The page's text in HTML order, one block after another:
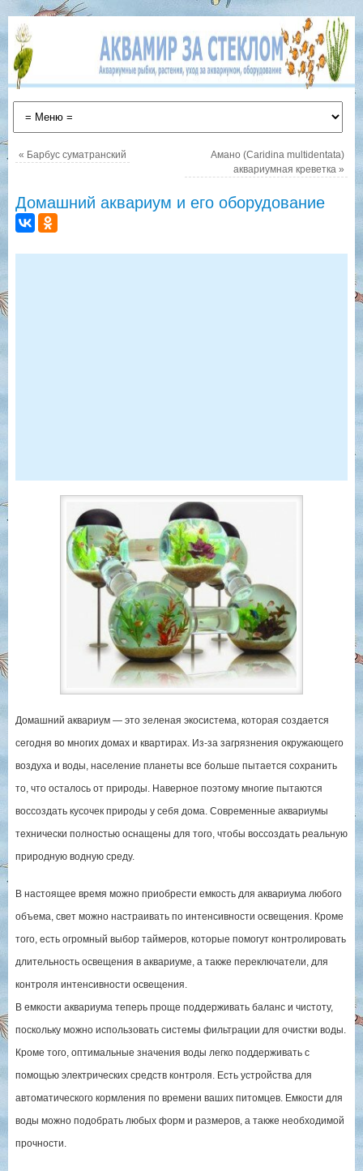
« Барбус суматранский
Амано (Caridina multidentata)
аквариумная креветка»
Домашний аквариум и его оборудование
Домашний аквариум — это зеленая экосистема, которая создается
сегодня во многих домах и квартирах. Из-за загрязнения окружающего
воздуха и воды, население планеты все больше пытается сохранить
то, что осталось от природы. Наверное поэтому многие пытаются
воссоздать кусочек природы у себя дома. Современные аквариумы
технически полностью оснащены для того, чтобы воссоздать реальную
природную водную среду.
В настоящее время можно приобрести емкость для аквариума любого
объема, свет можно настраивать по интенсивности освещения. Кроме
того, есть огромный выбор таймеров, которые помогут контролировать
длительность освещения в аквариуме, а также переключатели, для
контроля интенсивности освещения.
В емкости аквариума теперь проще поддерживать баланс и чистоту,
поскольку можно использовать системы фильтрации для очистки воды.
Кроме того, оптимальные значения воды легко поддерживать с
помощью электрических средств контроля. Есть устройства для
автоматического кормления по времени ваших питомцев. Емкости для
воды можно подобрать любых форм и размеров, а также необходимой
прочности.